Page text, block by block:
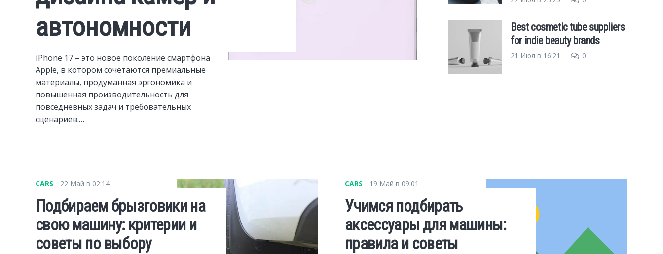
автономности
iPhone 17 – это новое поколение смартфона
Apple, в котором сочетаются премиальные
материалы, продуманная эргономика и
повышенная производительность для
повседневных задач и требовательных
сценариев.…
Best cosmetic tube suppliers
for indie beauty brands
21 Июл в 16:21 0
CARS 22 Май в 02:14
Подбираем брызговики на
свою машину: критерии и
советы по выбору
CARS 19 Май в 09:01
Учимся подбирать
аксессуары для машины:
правила и советы